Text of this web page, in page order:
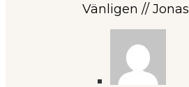
Vänligen // Jonas